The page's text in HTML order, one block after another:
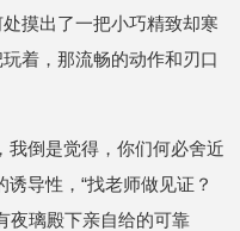
摸出了一把小巧精致却寒
着，那流畅的动作和刃口
我倒是觉得，你们何必舍近
导性，“找老师做见证？
夜璃殿下亲自给的可靠